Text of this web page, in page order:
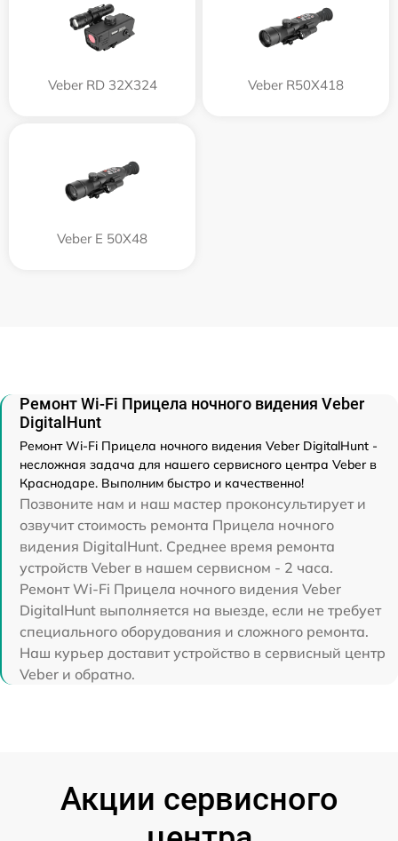
Veber RD 32X324 Veber R50X418
Veber E 50X48
Ремонт Wi-Fi Прицела ночного видения Veber
DigitalHunt
Ремонт Wi-Fi Прицела ночного видения Veber DigitalHunt -
несложная задача для нашего сервисного центра Veber в
Краснодаре. Выполним быстро и качественно!
Позвоните нам и наш мастер проконсультирует и
озвучит стоимость ремонта Прицела ночного
видения DigitalHunt. Среднее время ремонта
устройств Veber в нашем сервисном - 2 часа.
Ремонт Wi-Fi Прицела ночного видения Veber
DigitalHunt выполняется на выезде, если не требует
специального оборудования и сложного ремонта.
Наш курьер доставит устройство в сервисный центр
Veber и обратно.
Акции сервисного